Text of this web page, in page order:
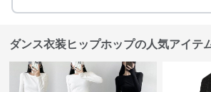
ダンス衣装ヒップホップの人気アイテ